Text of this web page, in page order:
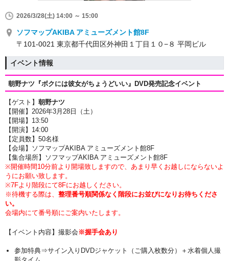
2026/3/28(土) 14:00 ～ 15:00
ソフマップAKIBA アミューズメント館8F
〒101-0021 東京都千代田区外神田１丁目１０−８ 平岡ビル
イベント情報
朝野ナツ『ボクには彼女がちょうどいい』 DVD発売記念イベント
【ゲスト】 朝野ナツ
【開催】2026年3月28日（土）
【開場】13:50
【開演】14:00
【定員数】50名様
【会場】ソフマップAKIBA アミューズメント館8F
【集合場所】ソフマップAKIBA アミューズメント館8F
※開催時間10分前より開場致しますので、あまり早くお越しにならないよ
うにお願い致します。
※7Fより階段にて8Fにお越しください。
※待機する際は、 整理番号順関係なく階段にお並びになりお待ちくださ
い。
会場内にて番号順にご案内いたします。
【イベント内容】撮影会 ※握手会あり
参加特典⇒サイン入りDVDジャケット（ご購入枚数分）＋ 水着個人撮